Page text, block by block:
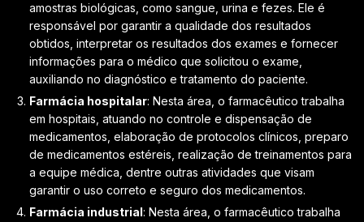
amostras biológicas, como sangue, urina e fezes. Ele é
responsável por garantir a qualidade dos resultados
obtidos, interpretar os resultados dos exames e fornecer
informações para o médico que solicitou o exame,
auxiliando no diagnóstico e tratamento do paciente.
Farmácia hospitalar: Nesta área, o farmacêutico trabalha
em hospitais, atuando no controle e dispensação de
medicamentos, elaboração de protocolos clínicos, preparo
de medicamentos estéreis, realização de treinamentos para
a equipe médica, dentre outras atividades que visam
garantir o uso correto e seguro dos medicamentos.
Farmácia industrial: Nesta área, o farmacêutico trabalha